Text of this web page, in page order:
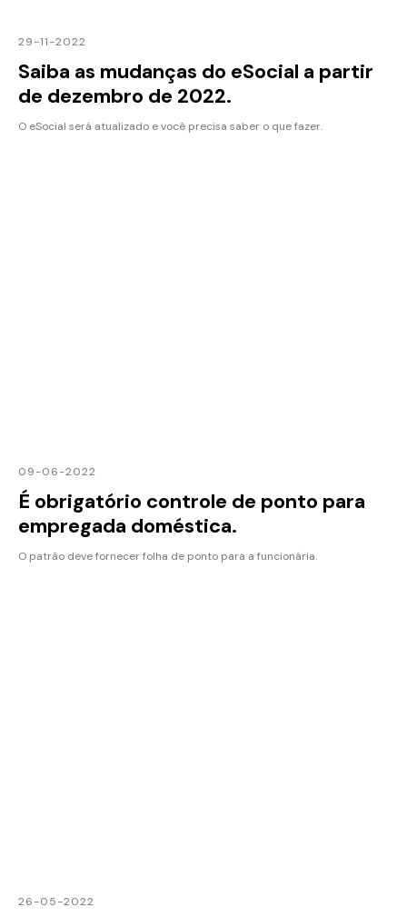
29-11-2022
Saiba as mudanças do eSocial a partir
de dezembro de 2022.
O eSocial será atualizado e você precisa saber o que fazer.
09-06-2022
É obrigatório controle de ponto para
empregada doméstica.
O patrão deve fornecer folha de ponto para a funcionária.
26-05-2022